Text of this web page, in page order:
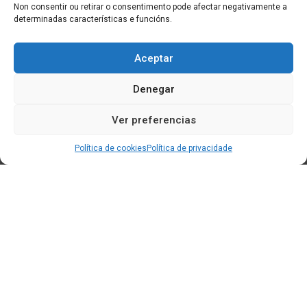
Non consentir ou retirar o consentimento pode afectar negativamente a
determinadas características e funcións.
Aceptar
Denegar
Ver preferencias
Política de cookies Política de privacidade